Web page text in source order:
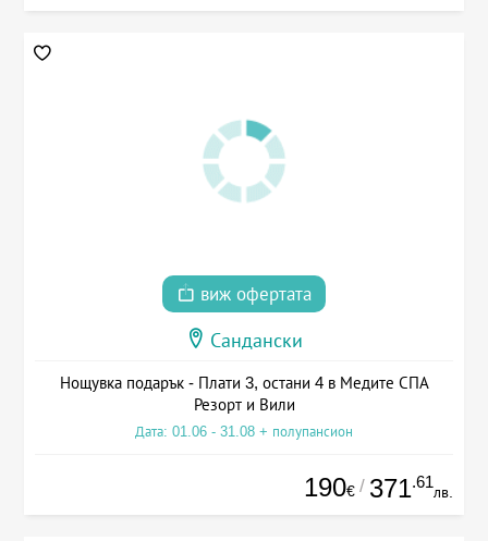
виж офертата
Сандански
Нощувка подарък - Плати 3, остани 4 в Медите СПА
Резорт и Вили
Дата: 01.06 - 31.08 + полупансион
190€ / 371.61
лв.